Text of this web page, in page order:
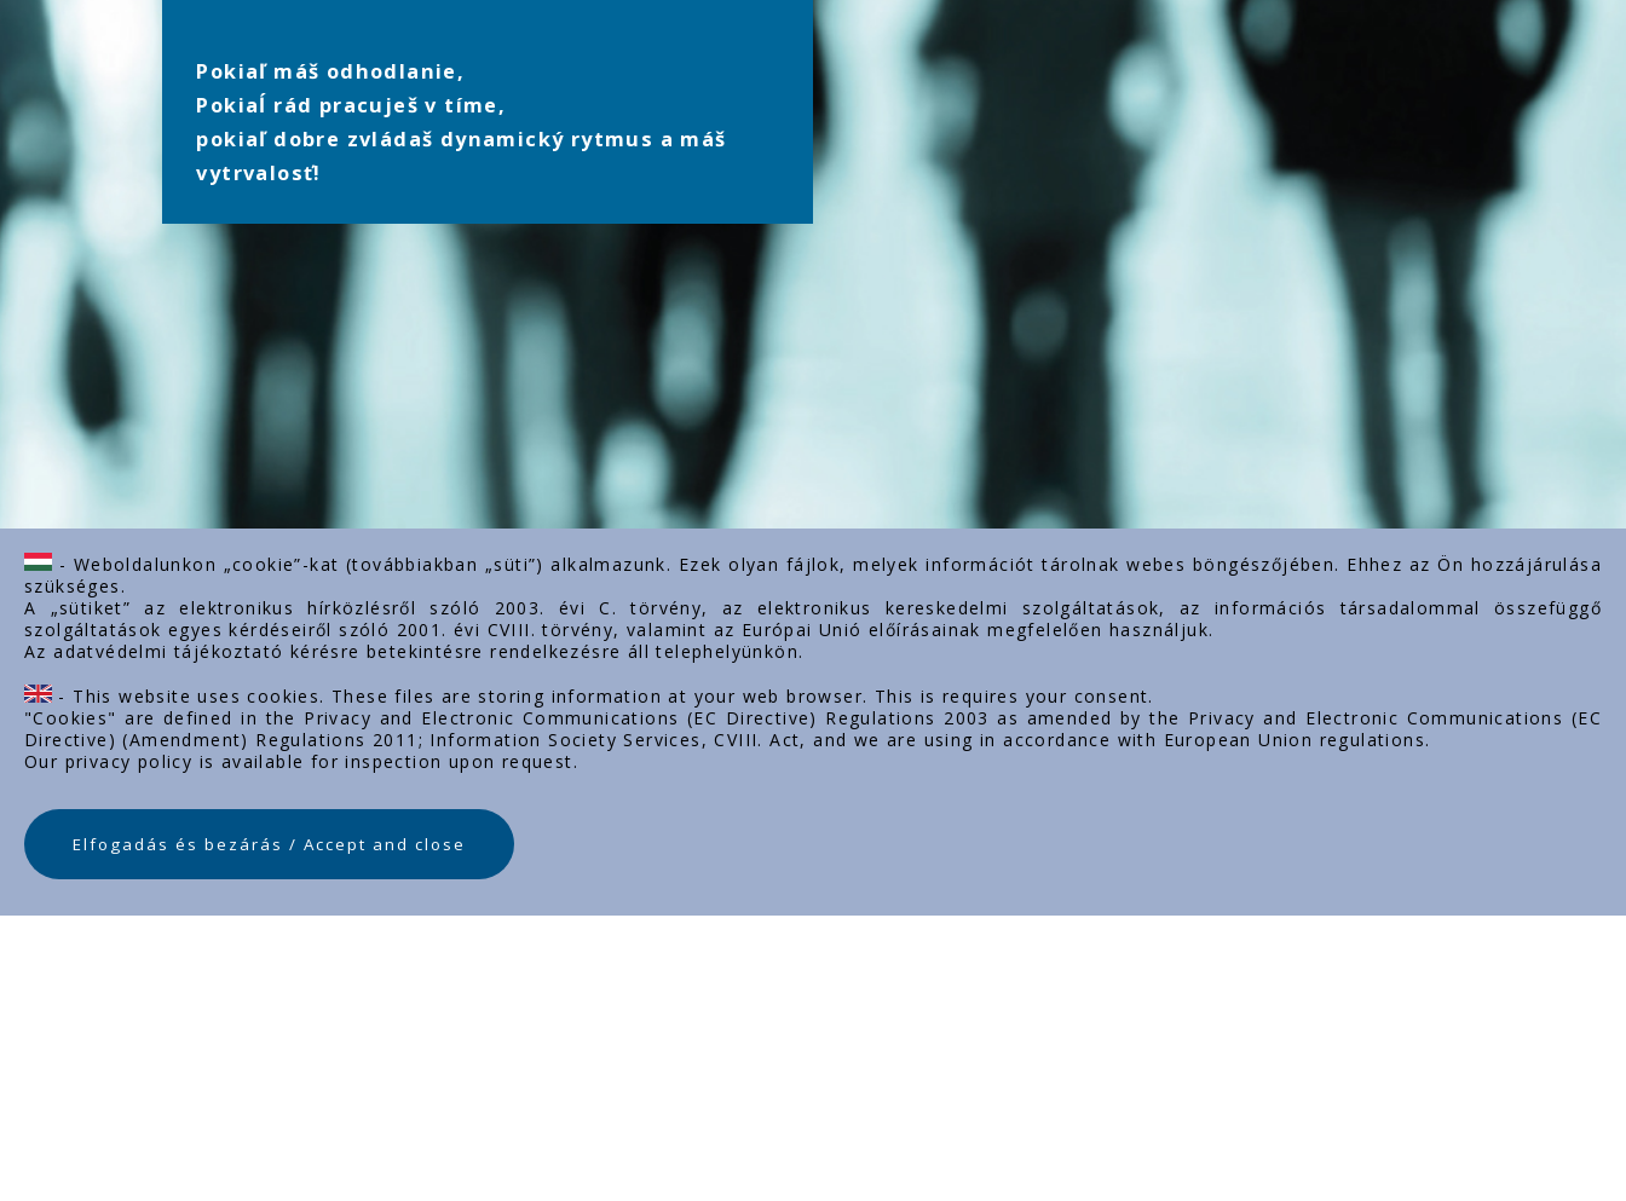
Pokiaľ máš odhodlanie,
Pokiaĺ rád pracuješ v tíme,
pokiaľ dobre zvládaš dynamický rytmus a máš
vytrvalosť!
- Weboldalunkon „cookie”-kat (továbbiakban „süti”) alkalmazunk. Ezek olyan fájlok, melyek információt tárolnak webes böngészőjében. Ehhez az Ön hozzájárulása
szükséges.
A „sütiket” az elektronikus hírközlésről szóló 2003. évi C. törvény, az elektronikus kereskedelmi szolgáltatások, az információs társadalommal összefüggő
szolgáltatások egyes kérdéseiről szóló 2001. évi CVIII. törvény, valamint az Európai Unió előírásainak megfelelően használjuk.
Az adatvédelmi tájékoztató kérésre betekintésre rendelkezésre áll telephelyünkön.
- This website uses cookies. These files are storing information at your web browser. This is requires your consent.
"Cookies" are defined in the Privacy and Electronic Communications (EC Directive) Regulations 2003 as amended by the Privacy and Electronic Communications (EC
Directive) (Amendment) Regulations 2011; Information Society Services, CVIII. Act, and we are using in accordance with European Union regulations.
Our privacy policy is available for inspection upon request.
Elfogadás és bezárás / Accept and close